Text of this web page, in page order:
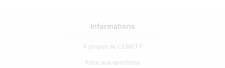
Informations
À propos de CEMETY
Foire aux questions